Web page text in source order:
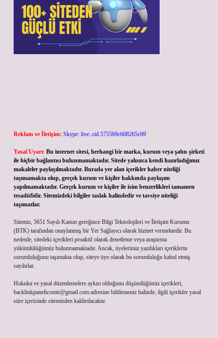
Reklam ve İletişim: Skype: live:.cid.575569c608265c69
Yasal Uyarı: Bu internet sitesi, herhangi bir marka, kurum veya şahıs şirketi
ile hiçbir bağlantısı bulunmamaktadır. Sitede yalnızca kendi hazırladığımız
makaleler paylaşılmaktadır. Burada yer alan içerikler haber niteliği
taşımamakta olup, gerçek kurum ve kişiler hakkında paylaşım
yapılmamaktadır. Gerçek kurum ve kişiler ile isim benzerlikleri tamamen
tesadüfidir. Sitemizdeki bilgiler taslak halindedir ve tavsiye niteliği
taşımazlar.
Sitemiz, 5651 Sayılı Kanun gereğince Bilgi Teknolojileri ve İletişim Kurumu
(BTK) tarafından onaylanmış bir Yer Sağlayıcı olarak hizmet vermektedir. Bu
nedenle, sitedeki içerikleri proaktif olarak denetleme veya araştırma
yükümlülüğümüz bulunmamaktadır. Ancak, üyelerimiz yazdıkları içeriklerin
sorumluluğunu taşımakta olup, siteye üye olarak bu sorumluluğu kabul etmiş
sayılırlar.
Hukuka ve yasal düzenlemelere aykırı olduğunu düşündüğünüz içerikleri,
backlinkpanelicomtr@gmail.com adresine bildirmeniz halinde, ilgili içerikler yasal
süre içerisinde sitemizden kaldırılacaktır.